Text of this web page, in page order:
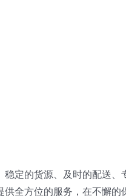
稳定的货源、及时的配送
供全方位的服务，在不懈